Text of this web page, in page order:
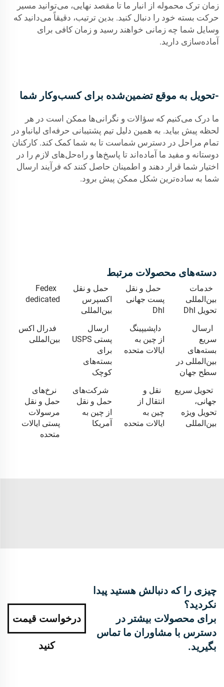
زمان ترک محموله از انبار ما تا مقصد نهایی، می‌توانید مسیر
حرکت بسته خود را دنبال کنید. بدین ترتیب، دقیقاً می‌دانید که
وسایل شما چه زمانی خواهند رسید و زمان کافی برای
آماده‌سازی دارید.
-تحویل به موقع تضمین‌شده برای کسب‌وکار شما
ما درک می‌کنیم که سؤالات و نگرانی‌ها ممکن است در هر
لحظه پیش بیاید. به همین دلیل تیم پشتیبانی حرفه‌ای لیانباو در
تمام مراحل در دسترس شماست تا به شما کمک کند. کارکنان
دوستانه و مفید ما آماده‌اند تا پاسخ‌ها و راه‌حل‌های لازم را در
اختیار شما قرار دهند و اطمینان حاصل کنند که فرآیند ارسال
شما به ساده‌ترین شکل ممکن پیش برود.
دسته‌های محصولات مرتبط
خدمات
بین‌المللی
تحویل Dhl
حمل و نقل
پست جهانی
Dhl
حمل و نقل
اکسپرس
بین‌المللی
Fedex
dedicated
ارسال
سریع
بسته‌های
بین‌المللی در
سطح جهان
داپشیپینگ
از چین به
ایالات متحده
ارسال
پستی USPS
برای
بسته‌های
کوچک
فدرال اکس
بین‌المللی
تحویل سریع
جهانی،
تحویل ویژه
بین‌المللی
نقل و
انتقال از
چین به
ایالات متحده
شرکت‌های
حمل و نقل
از چین به
آمریکا
نرخ‌های
حمل و نقل
مرسولات
پستی ایالات
متحده
چیزی را که دنبالش هستید پیدا
نکردید؟
برای محصولات بیشتر در
دسترس با مشاوران ما تماس
بگیرید.
درخواست قیمت
کنید